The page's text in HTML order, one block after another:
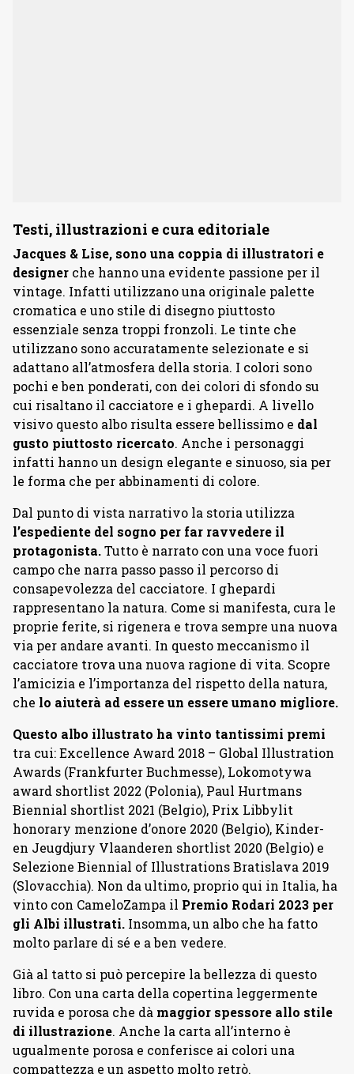
Testi, illustrazioni e cura editoriale
Jacques & Lise, sono una coppia di illustratori e
designer che hanno una evidente passione per il
vintage. Infatti utilizzano una originale palette
cromatica e uno stile di disegno piuttosto
essenziale senza troppi fronzoli. Le tinte che
utilizzano sono accuratamente selezionate e si
adattano all’atmosfera della storia. I colori sono
pochi e ben ponderati, con dei colori di sfondo su
cui risaltano il cacciatore e i ghepardi. A livello
visivo questo albo risulta essere bellissimo e dal
gusto piuttosto ricercato. Anche i personaggi
infatti hanno un design elegante e sinuoso, sia per
le forma che per abbinamenti di colore.
Dal punto di vista narrativo la storia utilizza
l’espediente del sogno per far ravvedere il
protagonista.Tutto è narrato con una voce fuori
campo che narra passo passo il percorso di
consapevolezza del cacciatore. I ghepardi
rappresentano la natura. Come si manifesta, cura le
proprie ferite, si rigenera e trova sempre una nuova
via per andare avanti. In questo meccanismo il
cacciatore trova una nuova ragione di vita. Scopre
l’amicizia e l’importanza del rispetto della natura,
che lo aiuterà ad essere un essere umano migliore.
Questo albo illustrato ha vinto tantissimi premi
tra cui: Excellence Award 2018 – Global Illustration
Awards (Frankfurter Buchmesse), Lokomotywa
award shortlist 2022 (Polonia), Paul Hurtmans
Biennial shortlist 2021 (Belgio), Prix Libbylit
honorary menzione d’onore 2020 (Belgio), Kinder-
en Jeugdjury Vlaanderen shortlist 2020 (Belgio) e
Selezione Biennial of Illustrations Bratislava 2019
(Slovacchia). Non da ultimo, proprio qui in Italia, ha
vinto con CameloZampa il Premio Rodari 2023 per
gli Albi illustrati. Insomma, un albo che ha fatto
molto parlare di sé e a ben vedere.
Già al tatto si può percepire la bellezza di questo
libro. Con una carta della copertina leggermente
ruvida e porosa che dà maggior spessore allo stile
di illustrazione. Anche la carta all’interno è
ugualmente porosa e conferisce ai colori una
compattezza e un aspetto molto retrò.